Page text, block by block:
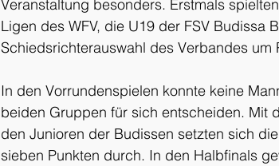
Veranstaltung besonders. Erstmals
Ligen des WFV, die U19 der FSV Budissa
Schiedsrichterauswahl des Verbandes um
In den Vorrundenspielen konnte keine
beiden Gruppen für sich entscheiden. Mit
den Junioren der Budissen setzten sich
sieben Punkten durch. In den Halbfinals